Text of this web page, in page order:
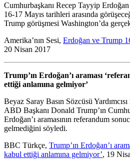
Cumhurbaşkanı Recep Tayyip
16-17 Mayıs tarihleri arasında
Trump görüşmesi Washington’da
Amerika’nın Sesi, Erdoğan ve Trump
20 Nisan 2017
Trump’ın Erdoğan’ı araması
ettiği anlamına gelmiyor’
Beyaz Saray Basın Sözcüsü
ABD Başkanı Donald Trump’ın
Erdoğan’ı aramasının referandum
gelmediğini söyledi.
BBC Türkçe, Trump’ın Erdoğan’ı
kabul ettiği anlamına gelmiyor’, 19